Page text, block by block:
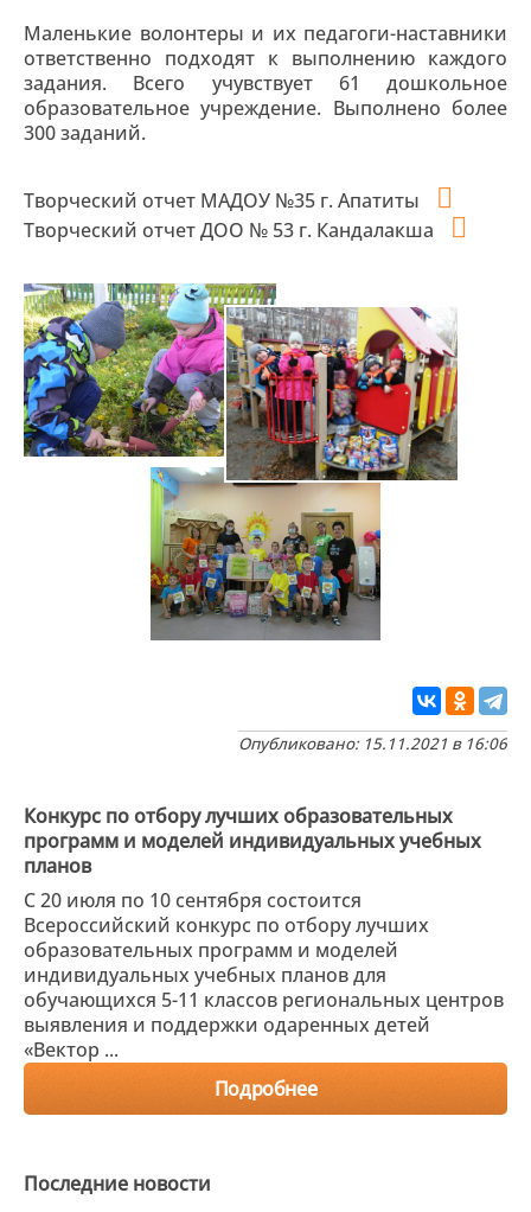
Маленькие волонтеры и их педагоги-наставники
ответственно подходят к выполнению каждого
задания. Всего учувствует 61 дошкольное
образовательное учреждение. Выполнено более
300 заданий.
Творческий отчет МАДОУ №35 г. Апатиты
Творческий отчет ДОО № 53 г. Кандалакша
Опубликовано: 15.11.2021 в 16:06
Конкурс по отбору лучших образовательных
программ и моделей индивидуальных учебных
планов
С 20 июля по 10 сентября состоится
Всероссийский конкурс по отбору лучших
образовательных программ и моделей
индивидуальных учебных планов для
обучающихся 5-11 классов региональных центров
выявления и поддержки одаренных детей
«Вектор ...
Подробнее
Последние новости